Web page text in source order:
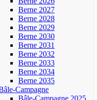
Berne 2027
Berne 2028
Berne 2029
Berne 2030
Berne 2031
Berne 2032
Berne 2033
Berne 2034
Berne 2035
Campagne
Bâle-Campagne 2025